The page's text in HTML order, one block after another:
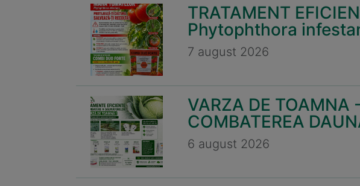
TRATAMENT
Phytophthora
7 august 2026
VARZA DE TOAMNA
COMBATEREA
6 august 2026